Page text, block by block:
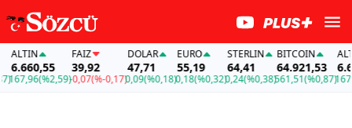
(%2,59)
FAİZ
39,92
-0,07(%-0,17)
DOLAR
47,71
0,09(%0,18)
EURO
55,19
0,18(%0,32)
STERLIN
64,41
0,24(%0,38)
BITCOIN
64.921,53
561,51(%0,87)
ALTIN
167,96